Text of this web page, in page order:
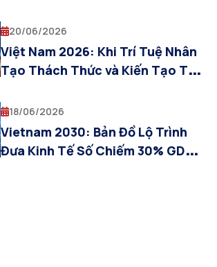
20/06/2026
Việt Nam 2026: Khi Trí Tuệ Nhân
Tạo Thách Thức và Kiến Tạo Tư
18/06/2026
Vietnam 2030: Bản Đồ Lộ Trình
Đưa Kinh Tế Số Chiếm 30% GDP